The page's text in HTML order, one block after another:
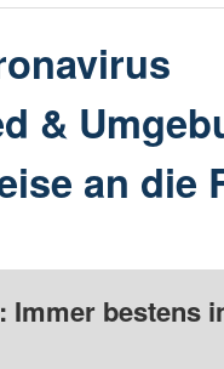
&
an die
Immer bestens